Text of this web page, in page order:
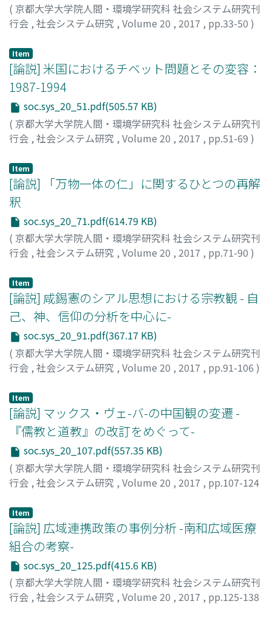
( 京都大学大学院人間・環境学研究科 社会システム研究刊
行会 , 社会システム研究 , Volume 20 , 2017 , pp.33-50 )
Item
[論説] 米国におけるチベット問題とその変容：
1987-1994
soc.sys_20_51.pdf(505.57 KB)
( 京都大学大学院人間・環境学研究科 社会システム研究刊
行会 , 社会システム研究 , Volume 20 , 2017 , pp.51-69 )
Item
[論説] 「万物一体の仁」に関するひとつの再解
釈
soc.sys_20_71.pdf(614.79 KB)
( 京都大学大学院人間・環境学研究科 社会システム研究刊
行会 , 社会システム研究 , Volume 20 , 2017 , pp.71-90 )
Item
[論説] 咸錫憲のシアル思想における宗教観 - 自
己、神、信仰の分析を中心に-
soc.sys_20_91.pdf(367.17 KB)
( 京都大学大学院人間・環境学研究科 社会システム研究刊
行会 , 社会システム研究 , Volume 20 , 2017 , pp.91-106 )
Item
[論説] マックス・ヴェ-バ-の中国観の変遷 -
『儒教と道教』の改訂をめぐって-
soc.sys_20_107.pdf(557.35 KB)
( 京都大学大学院人間・環境学研究科 社会システム研究刊
行会 , 社会システム研究 , Volume 20 , 2017 , pp.107-124
羅, 太順
Item
[論説] 広域連携政策の事例分析 -南和広域医療
組合の考察-
soc.sys_20_125.pdf(415.6 KB)
( 京都大学大学院人間・環境学研究科 社会システム研究刊
行会 , 社会システム研究 , Volume 20 , 2017 , pp.125-138